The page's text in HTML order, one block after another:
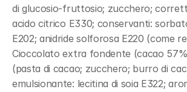
di glucosio-fruttosio; zucchero;
acido citrico E330; conservanti:
E202; anidride solforosa E220 (come
Cioccolato extra fondente (cacao
(pasta di cacao; zucchero; burro di
emulsionante: lecitina di soia E322;